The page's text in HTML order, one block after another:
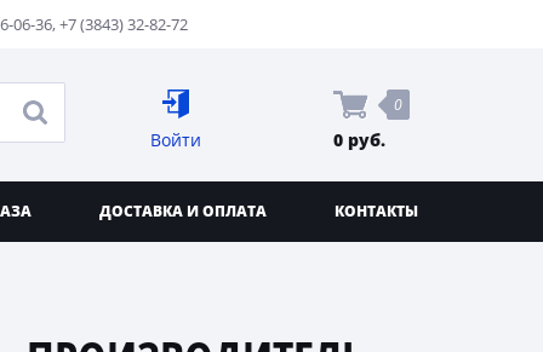
06-36,+7 (3843) 32-82-72
Войти
0
0 руб.
ДОСТАВКА И ОПЛАТА КОНТАКТЫ